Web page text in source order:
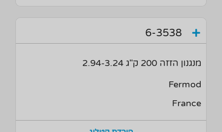
6-3538
מנגנון הזזה 200 ק"ג 2.94-3.24
Fermod
France